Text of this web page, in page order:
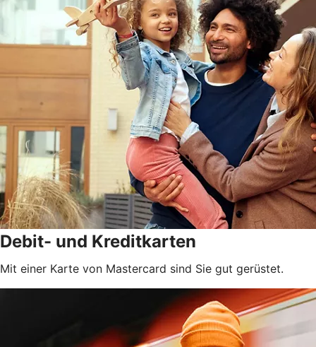
Debit- und Kreditkarten
Mit einer Karte von Mastercard sind Sie gut gerüstet.